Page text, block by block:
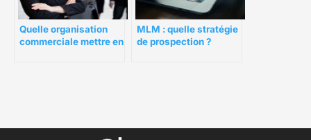
Quelle organisation
commerciale mettre en
MLM : quelle stratégie
de prospection ?